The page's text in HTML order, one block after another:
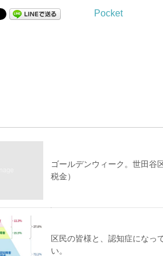
Pocket
ゴールデンウィーク。世田谷
税金）
区民の皆様と、認知症になっ
い。